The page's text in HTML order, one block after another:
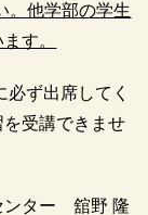
。他学部の学生
す。
ず出席してく
受講できませ
ンター 舘野 隆